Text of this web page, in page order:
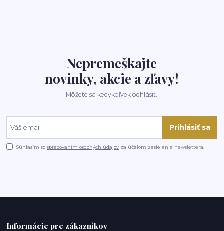
Nepremeškajte
novinky, akcie a zľavy!
Môžete sa kedykoľvek odhlásiť.
Prihlásiť sa
Súhlasím sospracovaním osobných údajov za účelom zasielania newslettera.
Informácie pre zákazníkov